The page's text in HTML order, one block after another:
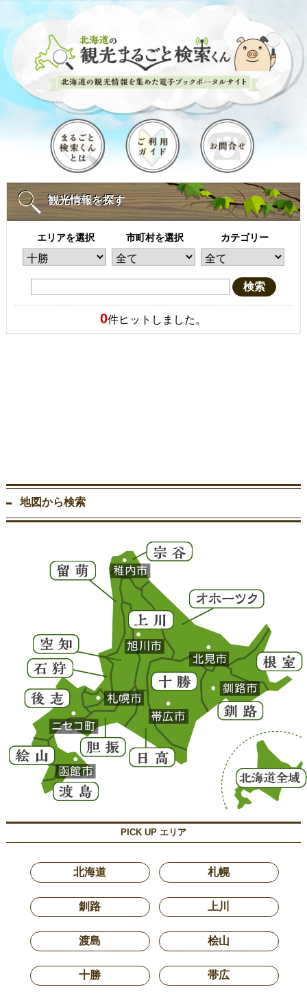
観光情報を探す
エリアを選択 市町村を選択 カテゴリー
検索
0件ヒットしました。
地図から検索
PICK UP エリア
北海道 札幌
釧路 上川
渡島 桧山
十勝 帯広